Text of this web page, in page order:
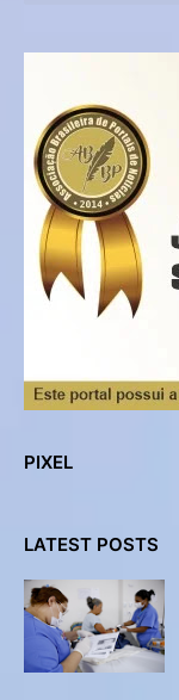
PIXEL
LATEST POSTS